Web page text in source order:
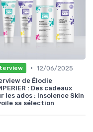
• 12/06/2025
de Élodie
: Des cadeaux
les ados : Insolence Skin
sa sélection